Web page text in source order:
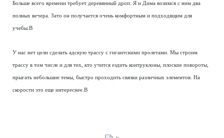
Больше всего времени требует деревянный дроп. Я и Дима возимся с ним два
полных вечера. Зато он получается очень комфортным и подходящим для
учебы.В
У нас нет цели сделать адскую трассу с гигантскими пролетами. Мы строим
трассу в том числе и для тех, кто учится ездить контруклоны, плоские повороты,
прыгать небольшие темы, быстро проходить связки различных элементов. На
скорости это еще интереснее.В